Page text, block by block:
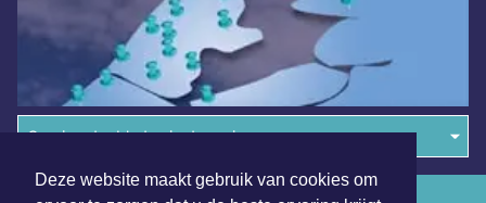
Deze website maakt gebruik van cookies om
Overige dagbladen in de regio